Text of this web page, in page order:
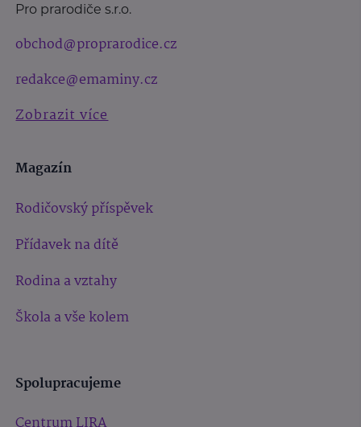
Pro prarodiče s.r.o.
obchod@proprarodice.cz
redakce@emaminy.cz
Zobrazit více
Magazín
Rodičovský příspěvek
Přídavek na dítě
Rodina a vztahy
Škola a vše kolem
Spolupracujeme